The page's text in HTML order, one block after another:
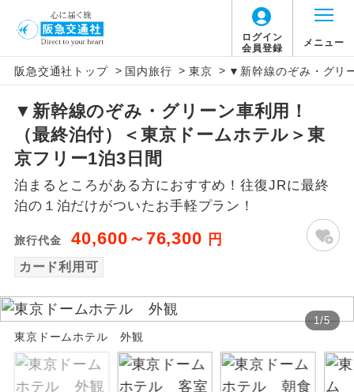
ログイン
会員登録
メニュー
阪急交通社トップ > 国内旅行 > 東京 > ▼新幹線のぞみ・グリ
▼新幹線のぞみ・グリーン車利用！
（最終泊付）＜東京ドームホテル＞東
京フリー1泊3日間
泊まるところがある方におすすめ！往復JRに最終
泊の１泊だけがついたお手軽プラン！
旅行代金 40,600～76,300 円
カード利用可
1/5
東京ドームホテル 外観
アイコン 説明
添乗員同行
往路出発空港（駅）から復路到着空港
（駅）まで同行します。
現地添乗員同
行
現地到着空港（駅）から最終日出発空港
（駅）まで添乗員が同行します。
バスガイド乗
務
バスガイドが乗務し、車内での観光案内
があります。
世界遺産
ユネスコに登録されている文化遺産や自
然遺産を訪ねるコースです。
絶景 絶景スポットに立ち寄るコースです。